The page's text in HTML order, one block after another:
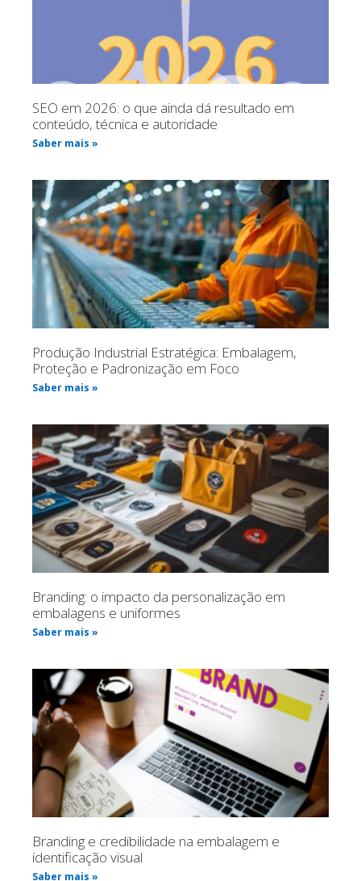
SEO em 2026: o que ainda dá resultado em
conteúdo, técnica e autoridade
Saber mais »
Produção Industrial Estratégica: Embalagem,
Proteção e Padronização em Foco
Saber mais »
Branding: o impacto da personalização em
embalagens e uniformes
Saber mais »
Branding e credibilidade na embalagem e
identificação visual
Saber mais »